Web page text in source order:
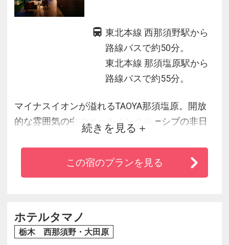
東北本線 西那須野駅から
路線バスで約50分。
東北本線 那須塩原駅から
路線バスで約55分。
マイナスイオンが溢れるTAOYA那須塩原。開放
的な雰囲気の中でオールインクルーシブの非日
常体験をお楽しみください。
続きを見る
この宿のプランを見る
ホテルタマノ
栃木 西那須野・大田原